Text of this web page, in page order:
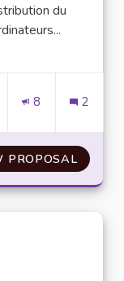
du
Inclusion
8 2
PROPOSALPRÊT